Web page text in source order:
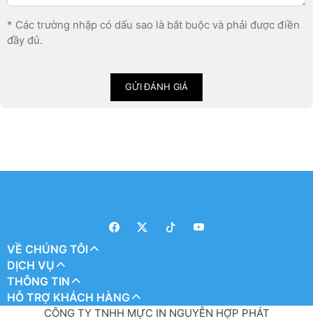
* Các trường nhập có dấu sao là bắt buộc và phải được điền
đầy đủ.
GỬI ĐÁNH GIÁ
VỀ CHÚNG TÔI
DỊCH VỤ
THÔNG TIN
HỖ TRỢ KHÁCH HÀNG
CÔNG TY TNHH MỰC IN NGUYỄN HỢP PHÁT